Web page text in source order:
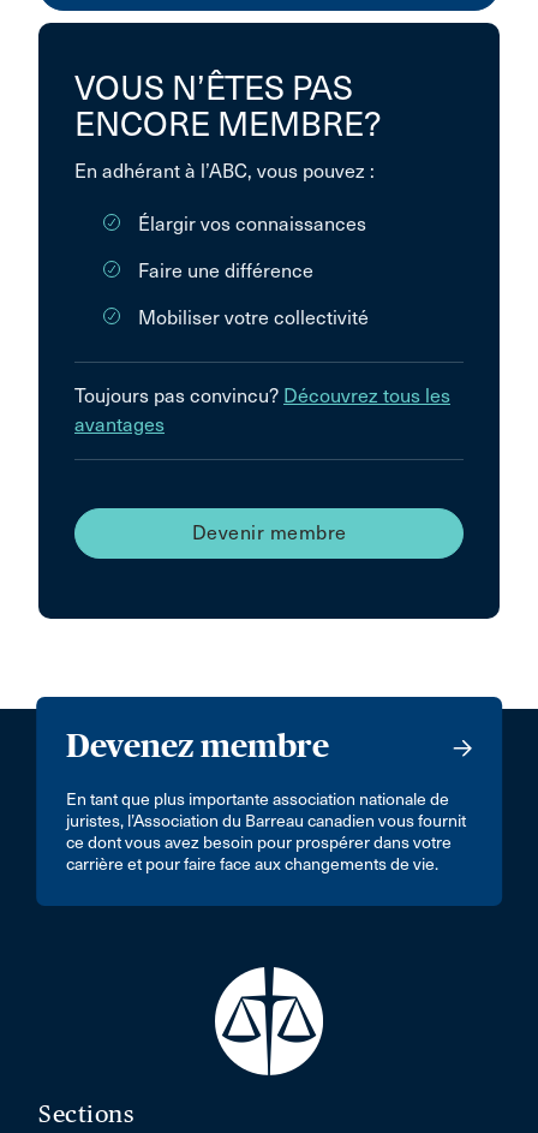
VOUS N’ÊTES PAS
ENCORE MEMBRE?
En adhérant à l’ABC, vous pouvez :
Élargir vos connaissances
Faire une différence
Mobiliser votre collectivité
Toujours pas convincu? Découvrez tous les
avantages
Devenir membre
Devenez membre
En tant que plus importante association nationale de
juristes, l’Association du Barreau canadien vous fournit
ce dont vous avez besoin pour prospérer dans votre
carrière et pour faire face aux changements de vie.
Sections